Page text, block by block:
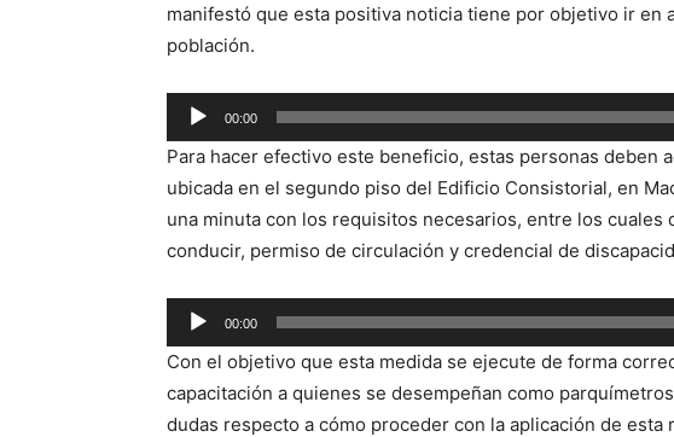
manifestó que esta positiva noticia tiene por objetivo ir en
población.
Reproductor
de
audio
00:00
Para hacer efectivo este beneficio, estas personas deben
ubicada en el segundo piso del Edificio Consistorial, en
una minuta con los requisitos necesarios, entre los cuales
conducir, permiso de circulación y credencial de
Reproductor
de
audio
00:00
Con el objetivo que esta medida se ejecute de forma
capacitación a quienes se desempeñan como
dudas respecto a cómo proceder con la aplicación de esta